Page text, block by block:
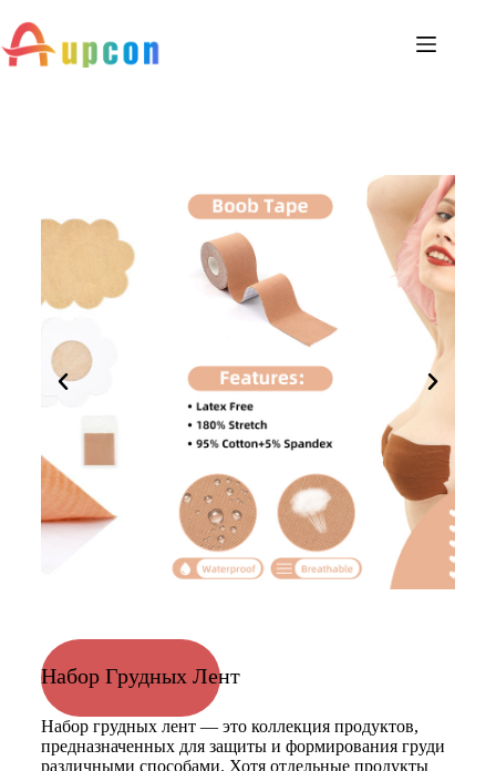
Набор Грудных Лент
Набор грудных лент — это коллекция продуктов,
предназначенных для защиты и формирования груди
различными способами. Хотя отдельные продукты